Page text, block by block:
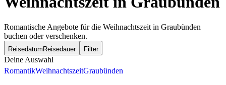
Romantische Angebote für die Weihnachtszeit in Graubünden
buchen oder verschenken.
Reisedatum Reisedauer Filter
Deine Auswahl
RomantikWeihnachtszeitGraubünden